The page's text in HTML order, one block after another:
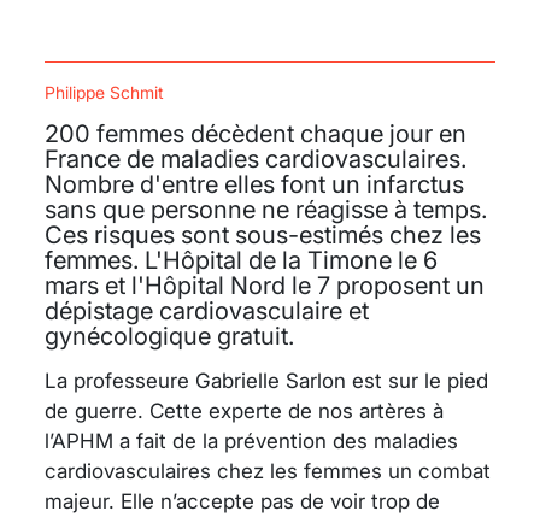
200 femmes décèdent chaque jour en
France de maladies cardiovasculaires.
Nombre d'entre elles font un infarctus
sans que personne ne réagisse à temps.
Ces risques sont sous-estimés chez les
femmes. L'Hôpital de la Timone le 6
mars et l'Hôpital Nord le 7 proposent un
dépistage cardiovasculaire et
gynécologique gratuit.
Philippe Schmit
La professeure Gabrielle Sarlon est sur le pied
de guerre. Cette experte de nos artères à
l’APHM a fait de la prévention des maladies
cardiovasculaires chez les femmes un combat
majeur. Elle n’accepte pas de voir trop de